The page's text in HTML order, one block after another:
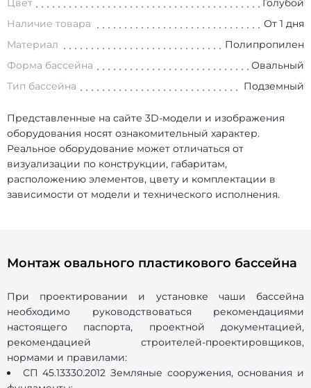
Цвет
Голубой
Наличие товара
От 1 дня
Материал
Полипропилен
Форма бассейна
Овальный
Тип бассейна
Подземный
Представленные на сайте 3D-модели и изображения
оборудования носят ознакомительный характер.
Реальное оборудование может отличаться от
визуализации по конструкции, габаритам,
расположению элементов, цвету и комплектации в
зависимости от модели и технического исполнения.
Монтаж овального пластикового бассейна
При проектировании и установке чаши бассейна
необходимо руководствоваться рекомендациями
настоящего паспорта, проектной документацией,
рекомендацией строителей-проектировщиков,
нормами и правилами:
СП 45.13330.2012 Земляные сооружения, основания и